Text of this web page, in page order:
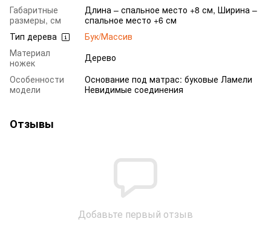
Габаритные
размеры, см
Длина – спальное место +8 см, Ширина –
спальное место +6 см
Тип дерева
Бук/Массив
Материал
ножек
Дерево
Особенности
модели
Основание под матрас: буковые Ламели
Невидимые соединения
Отзывы
Добавьте первый отзыв